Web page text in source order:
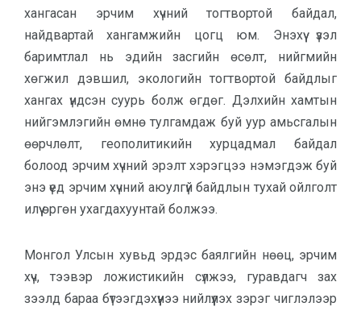
хангасан эрчим хүчний тогтвортой байдал,
найдвартай хангамжийн цогц юм. Энэхүү үзэл
баримтлал нь эдийн засгийн өсөлт, нийгмийн
хөгжил дэвшил, экологийн тогтвортой байдлыг
хангах үндсэн суурь болж өгдөг. Дэлхийн хамтын
нийгэмлэгийн өмнө тулгамдаж буй уур амьсгалын
өөрчлөлт, геополитикийн хурцадмал байдал
болоод эрчим хүчний эрэлт хэрэгцээ нэмэгдэж буй
энэ үед эрчим хүчний аюулгүй байдлын тухай ойлголт
илүү өргөн ухагдахуунтай болжээ.
Монгол Улсын хувьд эрдэс баялгийн нөөц, эрчим
хүч, тээвэр ложистикийн сүлжээ, гуравдагч зах
зээлд бараа бүтээгдэхүүнээ нийлүүлэх зэрэг чиглэлээр